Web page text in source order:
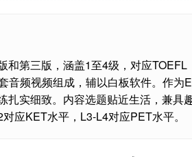
和第三版，涵盖1至4级，对应TOEFL
音频视频组成，辅以白板软件。作为
扎实细致。内容选题贴近生活，兼具
应KET水平，L3-L4对应PET水平。